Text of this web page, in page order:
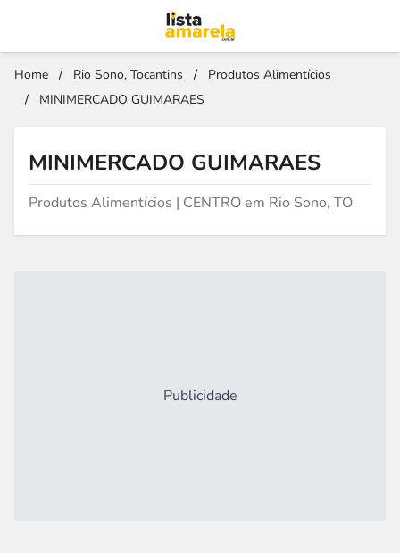
Home / Rio Sono, Tocantins /
Produtos Alimentícios
/
MINIMERCADO GUIMARAES
MINIMERCADO GUIMARAES
Produtos Alimentícios | CENTRO em Rio Sono, TO
Publicidade